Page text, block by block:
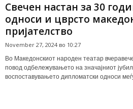
Свечен настан за 30
односи и цврсто
пријателство
November 27, 2024 во 10:27
Во Македонскиот народен театар
повод одбележувањето на значајниот
воспоставувањето дипломатски односи